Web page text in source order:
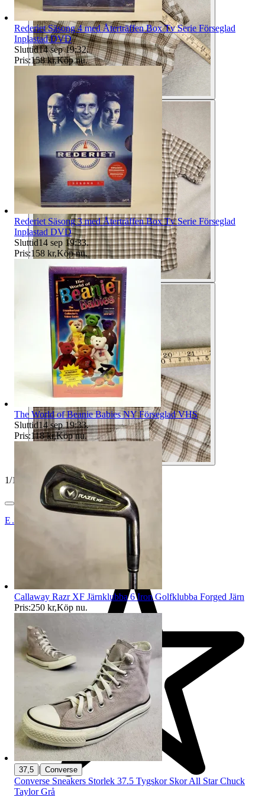
1/10
E.Bragd
Rederiet Säsong 4 med Återträffen Box Tv Serie Förseglad
Inplastad DVD
Sluttid14 sep 19:32.
Pris:158 kr,Köp nu.
Rederiet Säsong 3 med Återträffen Box Tv Serie Förseglad
Inplastad DVD
Sluttid14 sep 19:33.
Pris:158 kr,Köp nu.
The World of Beanie Babies NY Förseglad VHS
Sluttid14 sep 19:33.
Pris:118 kr,Köp nu.
Callaway Razr XF Järnklubba 6 Iron Golfklubba Forged Järn
Pris:250 kr,Köp nu.
37,5 | Converse
Converse Sneakers Storlek 37.5 Tygskor Skor All Star Chuck
Taylor Grå